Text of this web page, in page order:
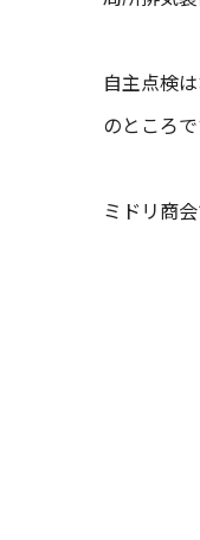
自主点検
のところで
ミドリ商